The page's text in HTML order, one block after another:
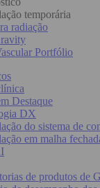
temporária
radiação
Portfólio
Destaque
DX
do sistema de
em malha
de produtos de